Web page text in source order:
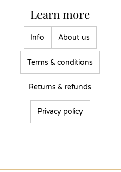
Learn more
Info About us
Terms & conditions
Returns & refunds
Privacy policy